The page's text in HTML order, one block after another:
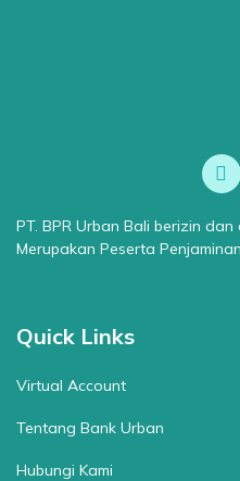
PT. BPR Urban Bali berizin
Merupakan Peserta
Quick Links
Virtual Account
Tentang Bank Urban
Hubungi Kami